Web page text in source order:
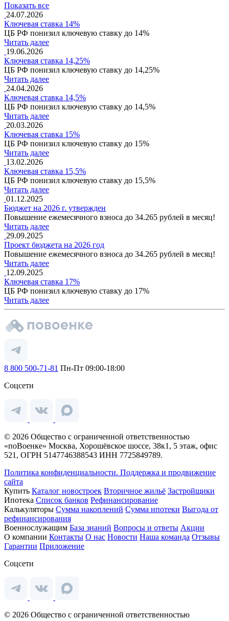
Показать все
24.07.2026
Ключевая ставка 14%
ЦБ РФ понизил ключевую ставку до 14%
Читать далее
19.06.2026
Ключевая ставка 14,25%
ЦБ РФ понизил ключевую ставку до 14,25%
Читать далее
24.04.2026
Ключевая ставка 14,5%
ЦБ РФ понизил ключевую ставку до 14,5%
Читать далее
20.03.2026
Ключевая ставка 15%
ЦБ РФ понизил ключевую ставку до 15%
Читать далее
13.02.2026
Ключевая ставка 15,5%
ЦБ РФ понизил ключевую ставку до 15,5%
Читать далее
01.12.2025
Бюджет на 2026 г. утвержден
Повышение ежемесячного взноса до 34.265 рублей в месяц!
Читать далее
29.09.2025
Проект бюджета на 2026 год
Повышение ежемесячного взноса до 34.265 рублей в месяц!
Читать далее
12.09.2025
Ключевая ставка 17%
ЦБ РФ понизил ключевую ставку до 17%
Читать далее
8 800 500-71-81 Пн-Пт 09:00-18:00
Соцсети
© 2026 Общество с ограниченной ответственностью
«поВоенке» Москва, Хорошёвское шоссе, 38к1, 5 этаж, офис
521, ОГРН 5147746388543 ИНН 7725849789.
Политика конфиденциальности. Поддержка и продвижение
сайта
Купить Каталог новостроек Вторичное жильё Застройщики
Ипотека Список банков Рефинансирование
Калькуляторы Сумма накоплений Сумма ипотеки Выгода от
рефинансирования
Военнослужащим База знаний Вопросы и ответы Акции
О компании Контакты О нас Новости Наша команда Отзывы
Гарантии Приложение
Соцсети
© 2026 Общество с ограниченной ответственностью